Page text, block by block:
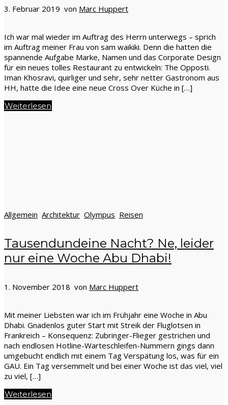
3. Februar 2019 von Marc Huppert
Ich war mal wieder im Auftrag des Herrn unterwegs – sprich
im Auftrag meiner Frau von sam waikiki. Denn die hatten die
spannende Aufgabe Marke, Namen und das Corporate Design
für ein neues tolles Restaurant zu entwickeln: The Opposti.
Iman Khosravi, quirliger und sehr, sehr netter Gastronom aus
HH, hatte die Idee eine neue Cross Over Küche in […]
Weiterlesen
Allgemein Architektur Olympus Reisen
Tausendundeine Nacht? Ne, leider
nur eine Woche Abu Dhabi!
1. November 2018 von Marc Huppert
Mit meiner Liebsten war ich im Frühjahr eine Woche in Abu
Dhabi. Gnadenlos guter Start mit Streik der Fluglotsen in
Frankreich – Konsequenz: Zubringer-Flieger gestrichen und
nach endlosen Hotline-Warteschleifen-Nummern gings dann
umgebucht endlich mit einem Tag Verspätung los, was für ein
GAU. Ein Tag versemmelt und bei einer Woche ist das viel, viel
zu viel, […]
Weiterlesen